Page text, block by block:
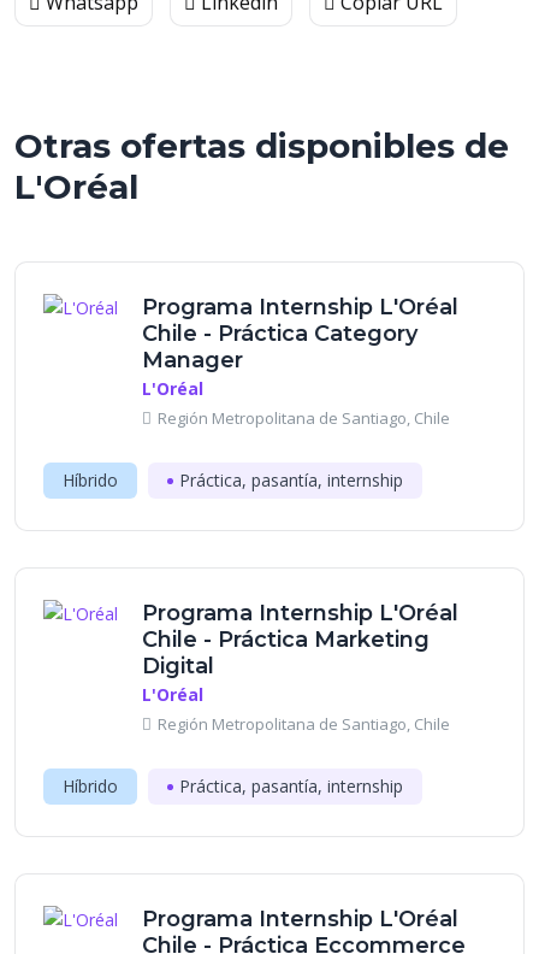
Otras ofertas disponibles de
L'Oréal
Programa Internship L'Oréal
Chile - Práctica Category
Manager
L'Oréal
Región Metropolitana de Santiago, Chile
Híbrido Práctica, pasantía, internship
Programa Internship L'Oréal
Chile - Práctica Marketing
Digital
L'Oréal
Región Metropolitana de Santiago, Chile
Híbrido Práctica, pasantía, internship
Programa Internship L'Oréal
Chile - Práctica Eccommerce